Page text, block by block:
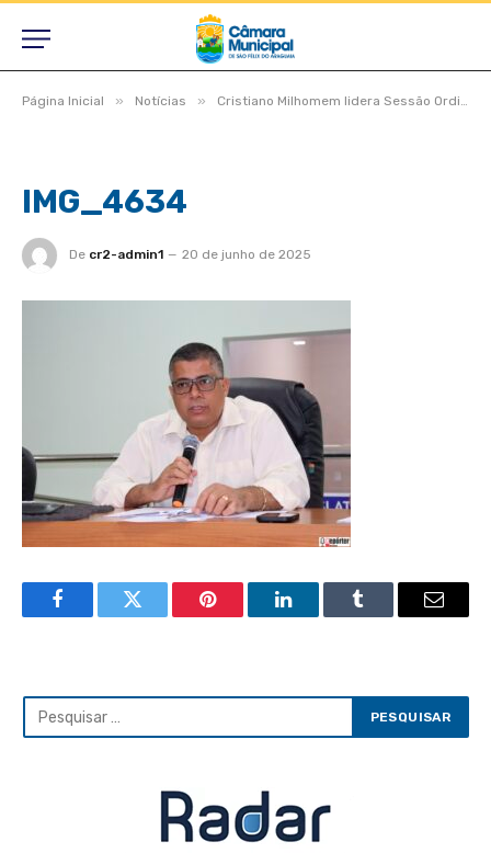
Página Inicial » Notícias » Cristiano Milhomem lidera Sessão Ordinária marcada por avanços e compromissos com São Félix do Araguaia
IMG_4634
De cr2-admin1 20 de junho de 2025
FacebookTwitter Pinterest LinkedInTumblr Email